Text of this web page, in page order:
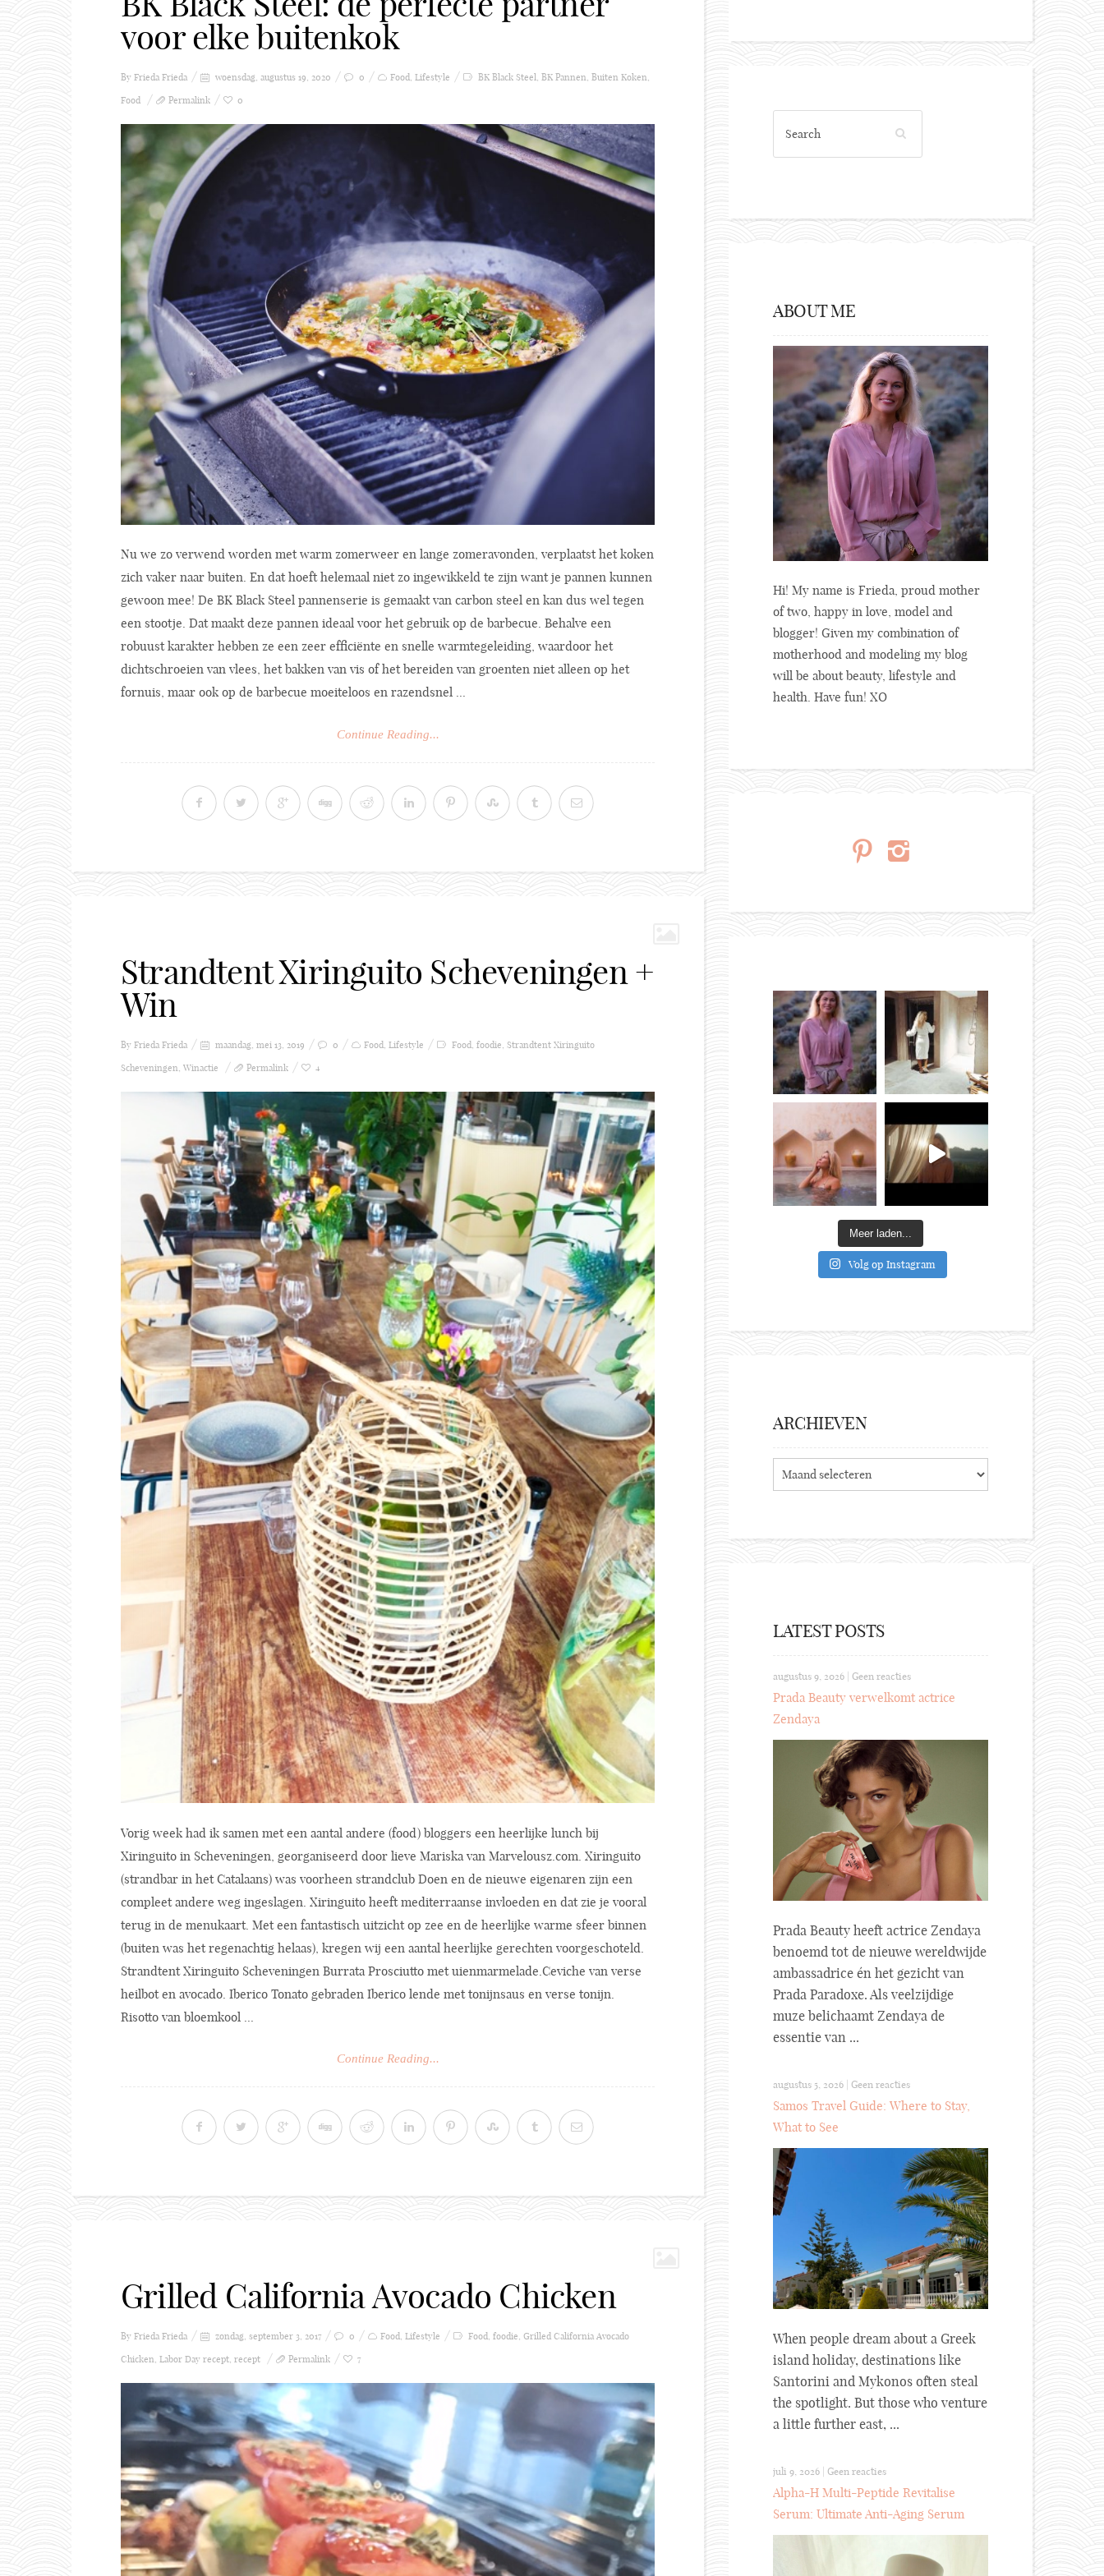
voor elke buitenkok
By Frieda Frieda woensdag, augustus 19, 2020 0 Food, Lifestyle BK Black Steel, BK Pannen, Buiten Koken,
Food
Permalink 0
Nu we zo verwend worden met warm zomerweer en lange zomeravonden, verplaatst het koken
zich vaker naar buiten. En dat hoeft helemaal niet zo ingewikkeld te zijn want je pannen kunnen
gewoon mee! De BK Black Steel pannenserie is gemaakt van carbon steel en kan dus wel tegen
een stootje. Dat maakt deze pannen ideaal voor het gebruik op de barbecue. Behalve een
robuust karakter hebben ze een zeer efficiënte en snelle warmtegeleiding, waardoor het
dichtschroeien van vlees, het bakken van vis of het bereiden van groenten niet alleen op het
fornuis, maar ook op de barbecue moeiteloos en razendsnel ...
Continue Reading...
Strandtent Xiringuito Scheveningen +
Win
By Frieda Frieda maandag, mei 13, 2019 0 Food Lifestyle Food foodie Strandtent Xiringuito
Scheveningen Winactie Permalink 4
Vorig week had ik samen met een aantal andere (food) bloggers een heerlijke lunch bij
Xiringuito in Scheveningen, georganiseerd door lieve Mariska van Marvelousz.com . Xiringuito
(strandbar in het Catalaans) was voorheen strandclub Doen en de nieuwe eigenaren zijn een
compleet andere weg ingeslagen. Xiringuito heeft mediterraanse invloeden en dat zie je vooral
terug in de menukaart. Met een fantastisch uitzicht op zee en de heerlijke warme sfeer binnen
(buiten was het regenachtig helaas), kregen wij een aantal heerlijke gerechten voorgeschoteld.
Strandtent Xiringuito Scheveningen Burrata Prosciutto met uienmarmelade.Ceviche van verse
heilbot en avocado. Iberico Tonato gebraden Iberico lende met tonijnsaus en verse tonijn.
Risotto van bloemkool ...
Continue Reading...
Grilled California Avocado Chicken
By Frieda Frieda zondag, september 3, 2017 0 Food, Lifestyle Food, foodie, Grilled California Avocado
Chicken, Labor Day recept, recept Permalink 7
ABOUT ME
Hi! My name is Frieda, proud mother
of two, happy in love, model and
blogger! Given my combination of
motherhood and modeling my blog
will be about beauty, lifestyle and
health. Have fun! XO
Meer laden...
Volg op Instagram
ARCHIEVEN
LATEST POSTS
augustus 9, 2026 | Geen reacties
Prada Beauty verwelkomt actrice
Zendaya
Prada Beauty heeft actrice Zendaya
benoemd tot de nieuwe wereldwijde
ambassadrice én het gezicht van
Prada Paradoxe. Als veelzijdige
muze belichaamt Zendaya de
essentie van ...
augustus 5, 2026 | Geen reacties
Samos Travel Guide: Where to Stay,
What to See
When people dream about a Greek
island holiday, destinations like
Santorini and Mykonos often steal
the spotlight. But those who venture
a little further east, ...
juli 9, 2026 | Geen reacties
Alpha-H Multi-Peptide Revitalise
Serum: Ultimate Anti-Aging Serum